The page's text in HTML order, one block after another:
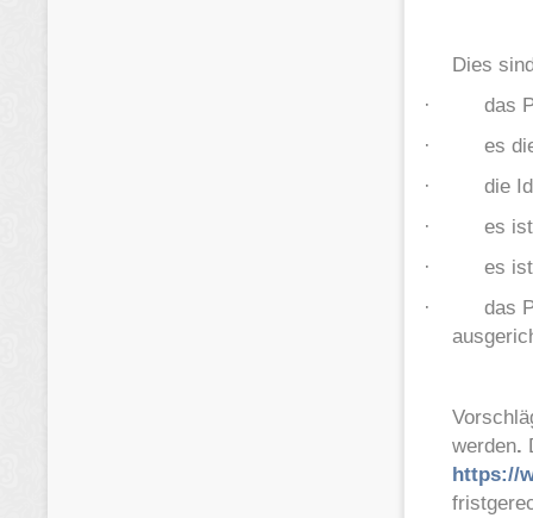
Dies
· das
· es
· die
· es
· es
· das
werden.
https://